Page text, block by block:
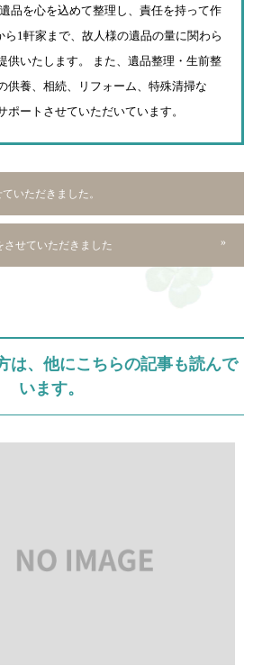
品を心を込めて整理し、責任を持って作
ら1軒家まで、故人様の遺品の量に関わら
供いたします。 また、遺品整理・生前整
供養、相続、
リフォーム、特殊清掃な
ポートさせていただいています。
いただきました。
せていただきました
は、他にこちらの記事も読んで
います。